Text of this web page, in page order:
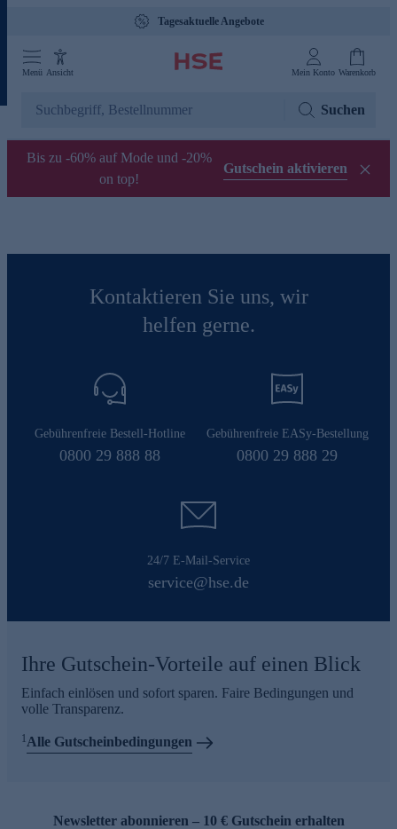
Tagesaktuelle Angebote
Menü Ansicht Mein Konto Warenkorb
Suchen
Bis zu -60% auf Mode und -20%
on top!
Gutschein aktivieren
Kontaktieren Sie uns, wir
helfen gerne.
Gebührenfreie Bestell-Hotline
0800 29 888 88
Gebührenfreie EASy-Bestellung
0800 29 888 29
24/7 E-Mail-Service
service@hse.de
Ihre Gutschein-Vorteile auf einen Blick
Einfach einlösen und sofort sparen. Faire Bedingungen und
volle Transparenz.
1Alle Gutscheinbedingungen
Newsletter abonnieren – 10 € Gutschein erhalten